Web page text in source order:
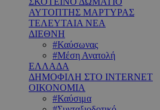
ΑΥΤΟΠΤΗΣ ΜΑΡΤΥΡΑΣ
ΤΕΛΕΥΤΑΙΑ ΝΕΑ
ΔΙΕΘΝΗ
#Καύσωνας
#Μέση Ανατολή
ΕΛΛΑΔΑ
ΔΗΜΟΦΙΛΗ ΣΤΟ INTERNET
ΟΙΚΟΝΟΜΙΑ
#Καύσιμα